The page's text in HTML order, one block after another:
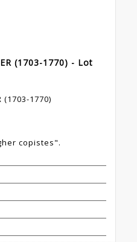
(1703-1770) - Lot
(1703-1770)
copistes".